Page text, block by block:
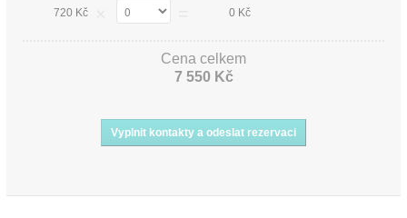
720 Kč 0 Kč
Cena celkem
7 550 Kč